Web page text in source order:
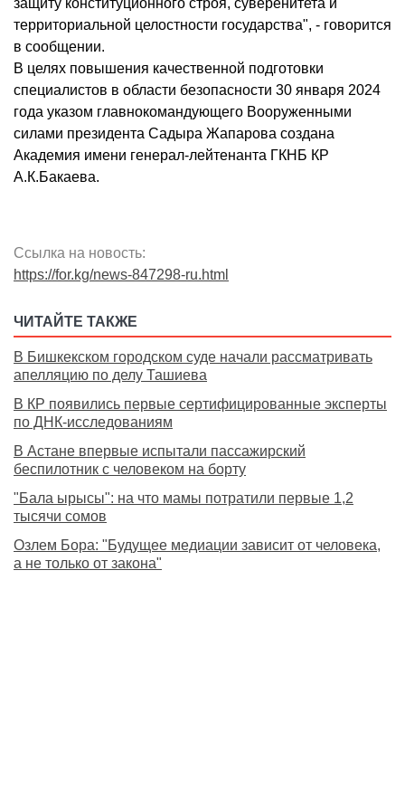
защиту конституционного строя, суверенитета и
территориальной целостности государства", - говорится
в сообщении.
В целях повышения качественной подготовки
специалистов в области безопасности 30 января 2024
года указом главнокомандующего Вооруженными
силами президента Садыра Жапарова создана
Академия имени генерал-лейтенанта ГКНБ КР
А.К.Бакаева.
Ссылка на новость:
https://for.kg/news-847298-ru.html
ЧИТАЙТЕ ТАКЖЕ
В Бишкекском городском суде начали рассматривать
апелляцию по делу Ташиева
В КР появились первые сертифицированные эксперты
по ДНК-исследованиям
В Астане впервые испытали пассажирский
беспилотник с человеком на борту
"Бала ырысы": на что мамы потратили первые 1,2
тысячи сомов
Озлем Бора: "Будущее медиации зависит от человека,
а не только от закона"